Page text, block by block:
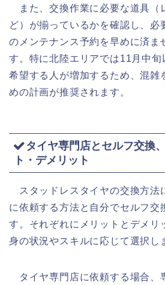
また、交換作業に必要な道具（
ど）が揃っているかを確認し、必
のメンテナンス予約を早めに済ま
す。特に北陸エリアでは11月中旬
希望する人が増加するため、混雑
めの計画が推奨されます。
タイヤ専門店とセルフ交換
ト・デメリット
スタッドレスタイヤの交換方法
に依頼する方法と自分でセルフ交
す。それぞれにメリットとデメリ
身の状況やスキルに応じて選択し
タイヤ専門店に依頼する場合、